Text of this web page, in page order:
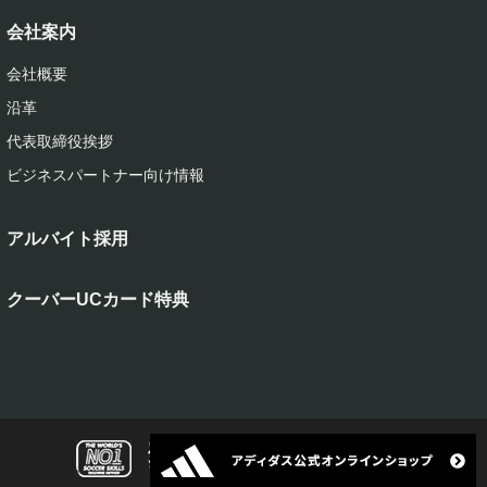
会社案内
会社概要
沿革
代表取締役挨拶
ビジネスパートナー向け情報
アルバイト採用
クーバーUCカード特典